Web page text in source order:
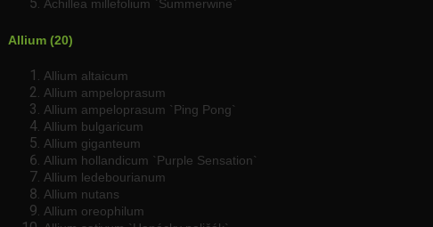
Achillea millefolium `Summerwine`
Allium (20)
Allium altaicum
Allium ampeloprasum
Allium ampeloprasum `Ping Pong`
Allium bulgaricum
Allium giganteum
Allium hollandicum `Purple Sensation`
Allium ledebourianum
Allium nutans
Allium oreophilum